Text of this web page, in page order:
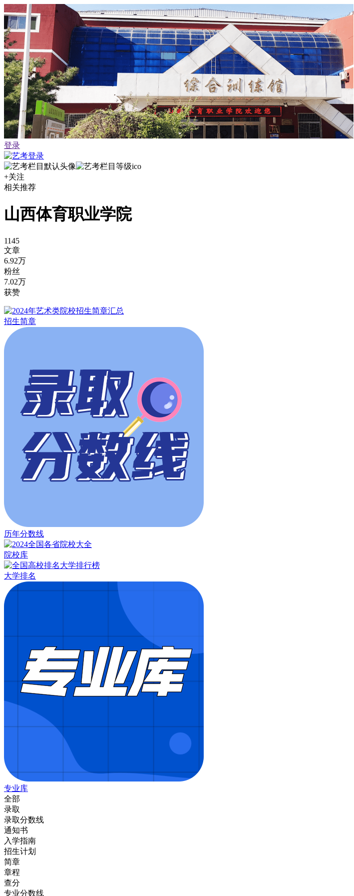
登录
+关注
相关推荐
山西体育职业学院
1145
文章
6.92万
粉丝
7.02万
获赞
招生简章
历年分数线
院校库
大学排名
专业库
全部
录取
录取分数线
通知书
入学指南
招生计划
简章
章程
查分
专业分数线